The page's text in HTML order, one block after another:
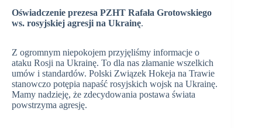
Oświadczenie prezesa PZHT Rafała Grotowskiego
ws. rosyjskiej agresji na Ukrainę.
Z ogromnym niepokojem przyjęliśmy informacje o
ataku Rosji na Ukrainę. To dla nas złamanie wszelkich
umów i standardów. Polski Związek Hokeja na Trawie
stanowczo potępia napaść rosyjskich wojsk na Ukrainę.
Mamy nadzieję, że zdecydowania postawa świata
powstrzyma agresję.